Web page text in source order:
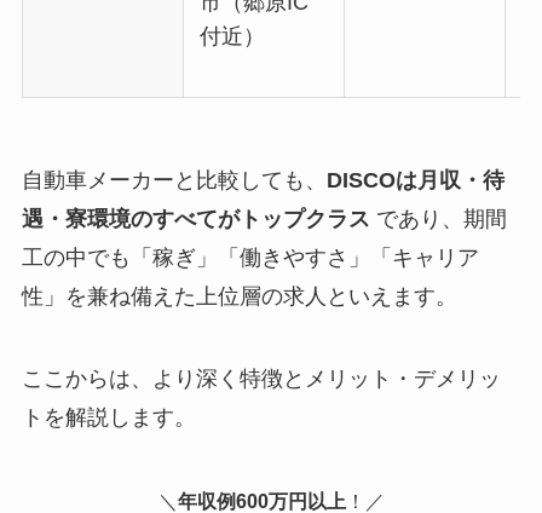
付近）
自動車メーカーと比較しても、 DISCOは月収・待
遇・寮環境のすべてがトップクラス であり、期間
工の中でも「稼ぎ」「働きやすさ」「キャリア
性」を兼ね備えた上位層の求人といえます。
ここからは、より深く特徴とメリット・デメリッ
トを解説します。
＼ 年収例600万円以上 ！／